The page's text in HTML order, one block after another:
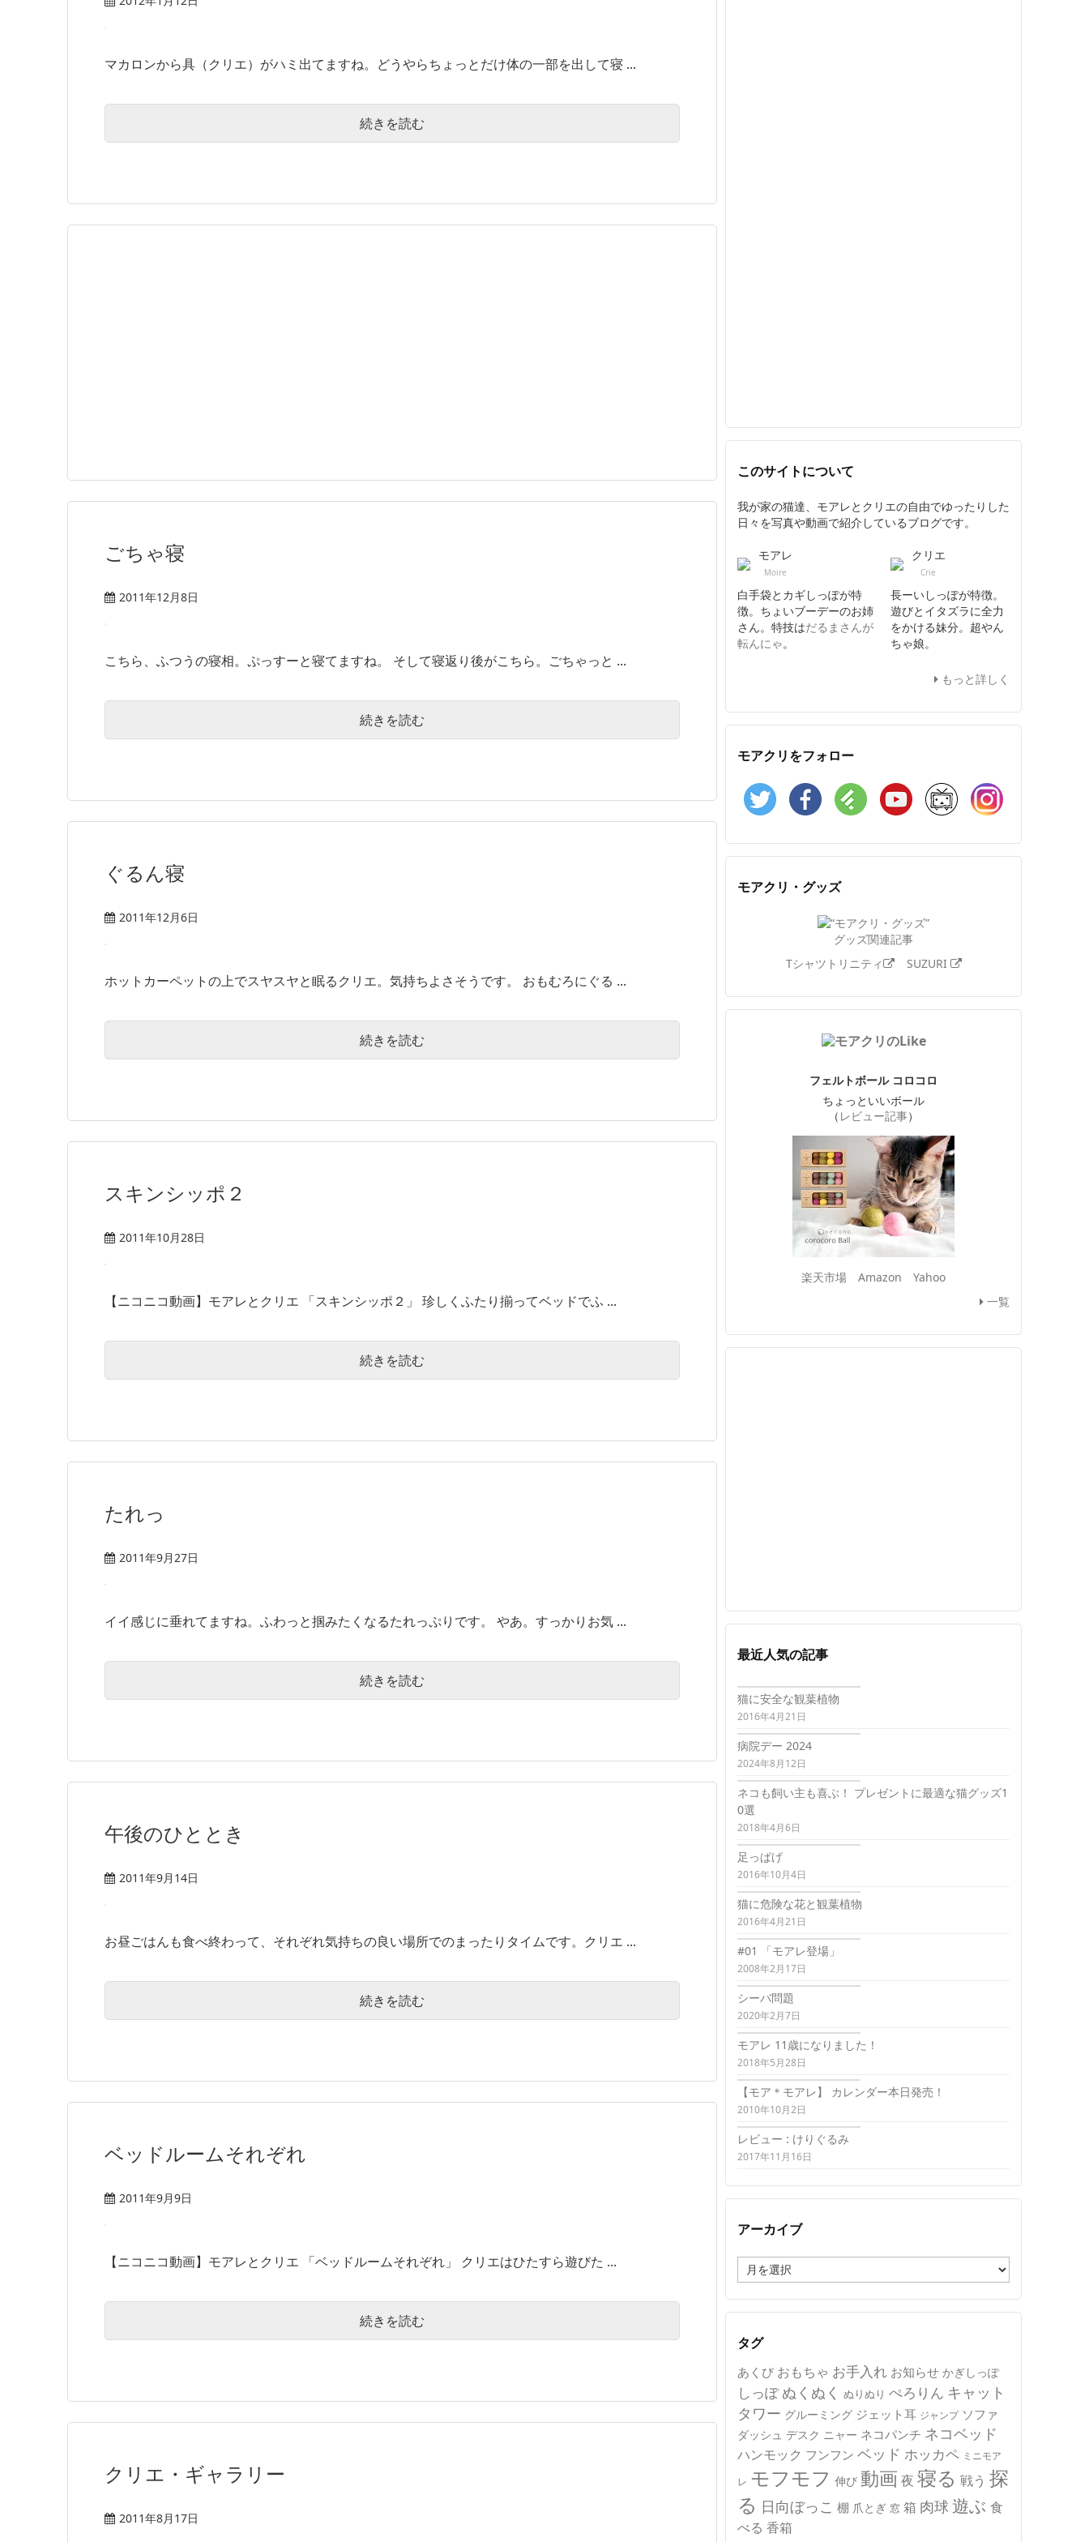
マカロンから具（クリエ）がハミ出てますね。どうやらちょっとだけ体の一部を出して寝 ...
続きを読む
ごちゃ寝
2011年12月8日
こちら、ふつうの寝相。ぷっすーと寝てますね。 そして寝返り後がこちら。ごちゃっと ...
続きを読む
ぐるん寝
2011年12月6日
ホットカーペットの上でスヤスヤと眠るクリエ。気持ちよさそうです。 おもむろにぐる ...
続きを読む
スキンシッポ２
2011年10月28日
【ニコニコ動画】モアレとクリエ 「スキンシッポ２」 珍しくふたり揃ってベッドでふ ...
続きを読む
たれっ
2011年9月27日
イイ感じに垂れてますね。ふわっと掴みたくなるたれっぷりです。 やあ。すっかりお気 ...
続きを読む
午後のひととき
2011年9月14日
お昼ごはんも食べ終わって、それぞれ気持ちの良い場所でのまったりタイムです。クリエ ...
続きを読む
ベッドルームそれぞれ
2011年9月9日
【ニコニコ動画】モアレとクリエ 「ベッドルームそれぞれ」 クリエはひたすら遊びた ...
続きを読む
クリエ・ギャラリー
2011年8月17日
このサイトについて
我が家の猫達、モアレとクリエの自由でゆったりした
日々を写真や動画で紹介しているブログです。
モアレ
Moire
白手袋とカギしっぽが特
徴。ちょいブーデーのお姉
さん。特技はだるまさんが
転んにゃ。
クリエ
Crie
長ーいしっぽが特徴。
遊びとイタズラに全力
をかける妹分。超やん
ちゃ娘。
もっと詳しく
モアクリをフォロー
Twitter Facebook Feedly YouTube ニコニコ動画
モアクリ・グッズ
グッズ関連記事
Tシャツトリニティ
SUZURI
フェルトボール コロコロ
ちょっといいボール
（ レビュー記事）
楽天市場 Amazon
Yahoo
一覧
最近人気の記事
猫に安全な観葉植物
2016年4月21日
病院デー 2024
2024年8月12日
ネコも飼い主も喜ぶ！ プレゼントに最適な猫グッズ1
0選
2018年4月6日
足っぱげ
2016年10月4日
猫に危険な花と観葉植物
2016年4月21日
#01 「モアレ登場」
2008年2月17日
シーバ問題
2020年2月7日
モアレ 11歳になりました！
2018年5月28日
【モア＊モアレ】 カレンダー本日発売！
2010年10月2日
レビュー : けりぐるみ
2017年11月16日
アーカイブ
ー
カ
イ
タグ
あくび おもちゃ お手入れ お知らせ かぎしっぽ
しっぽ ぬくぬく ぬりぬり ぺろりん キャット
タワー グルーミング ジェット耳 ジャンプ ソファ
ダッシュ デスク ニャー ネコパンチ ネコベッド
ハンモック フンフン ベッド ホッカペ ミニモア
レ モフモフ 伸び 動画 夜 寝る 戦う 探
る 日向ぼっこ 棚 爪とぎ 窓 箱 肉球 遊ぶ 食
べる 香箱